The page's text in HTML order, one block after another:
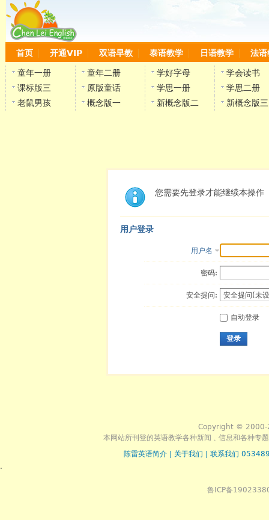
首页 开通VIP 双语早教 泰语教学 日语教学 法语
童年一册 童年二册 学好字母
学会读书
课标版三
原版童话 学思一册
学思二册
老鼠男孩
概念版一 新概念版二 新概念版三
您需要先登录才能继续本操作
用户登录
用户名
密码:
安全提问:
自动登录
登录
Copyright © 2000-
本网站所刊登的英语教学各种新闻﹑信息和各种专
陈雷英语简介
关于我们
联系我们
.
鲁ICP备